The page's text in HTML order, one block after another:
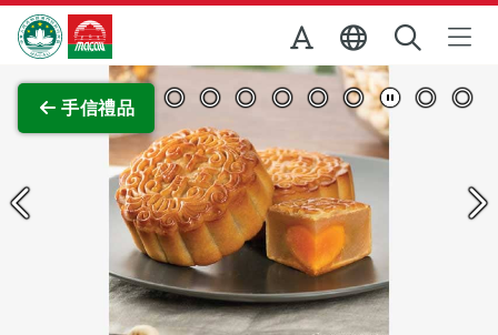
跳至主内容
澳門特別行政區政府旅遊局
手信禮品
查看原圖